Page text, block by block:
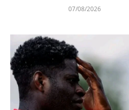
07/08/2026